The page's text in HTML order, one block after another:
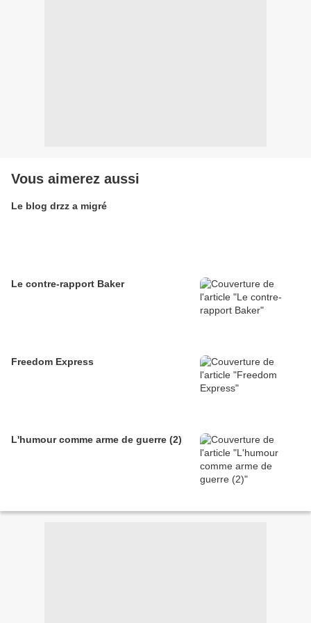
Vous aimerez aussi
Le blog drzz a migré
Le contre-rapport Baker
Freedom Express
L'humour comme arme de guerre (2)